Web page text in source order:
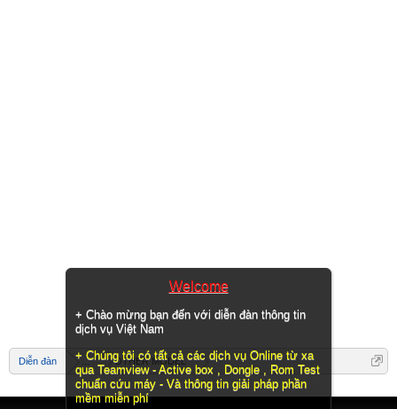
Welcome
+ Chào mừng bạn đến với diễn đàn thông tin
dịch vụ Việt Nam
+ Chúng tôi có tất cả các dịch vụ Online từ xa
qua Teamview - Active box , Dongle , Rom Test
chuẩn cứu máy - Và thông tin giải pháp phần
mềm miễn phí
Diễn đàn ... OTHER MODEL